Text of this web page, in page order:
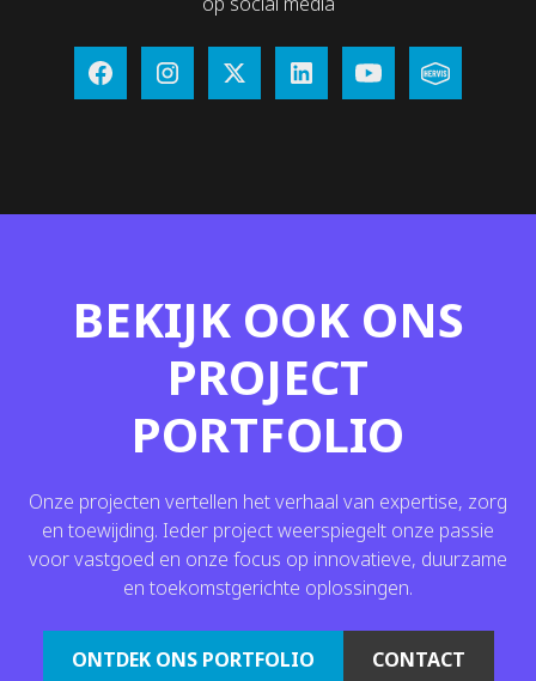
BEKIJK OOK ONS
PROJECT
PORTFOLIO
Onze projecten vertellen het verhaal van expertise, zorg
en toewijding. Ieder project weerspiegelt onze passie
voor vastgoed en onze focus op innovatieve, duurzame
en toekomstgerichte oplossingen.
ONTDEK ONS PORTFOLIO CONTACT